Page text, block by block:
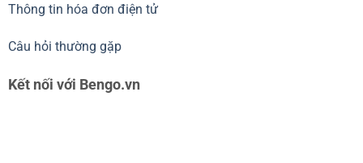
Thông tin hóa đơn điện tử
Câu hỏi thường gặp
Kết nối với Bengo.vn